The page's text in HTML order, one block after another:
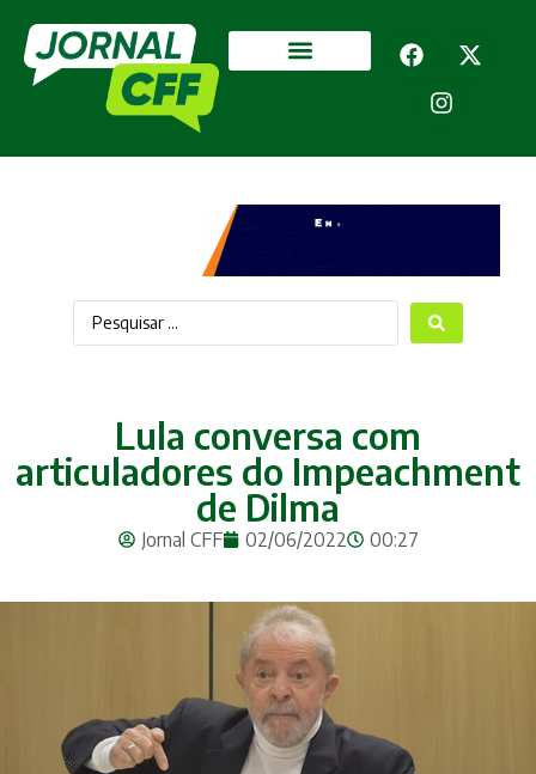
Lula conversa com
articuladores do Impeachment
de Dilma
Jornal CFF 02/06/2022 00:27